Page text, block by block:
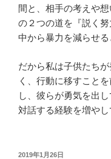
間と、相手の考えや
の２つの道を『説く
中から暴力を減らせる
だから私は子供たち
く、行動に移すこと
し、彼らが勇気を出
対話する経験を増やし
投
2019年1月26日